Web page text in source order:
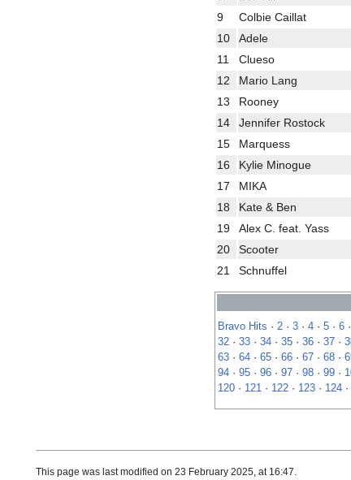
9
Colbie Caillat
10
Adele
11
Clueso
12
Mario Lang
13
Rooney
14
Jennifer Rostock
15
Marquess
16
Kylie Minogue
17
MIKA
18
Kate & Ben
19
Alex C. feat. Yass
20
Scooter
21
Schnuffel
Bravo Hits · 2 · 3 · 4 · 5 · 6 ·
32 · 33 · 34 · 35 · 36 · 37 ·
63 · 64 · 65 · 66 · 67 · 68 ·
94 · 95 · 96 · 97 · 98 · 99 ·
120 · 121 · 122 · 123 · 124 ·
This page was last modified on 23 February 2025, at 16:47.